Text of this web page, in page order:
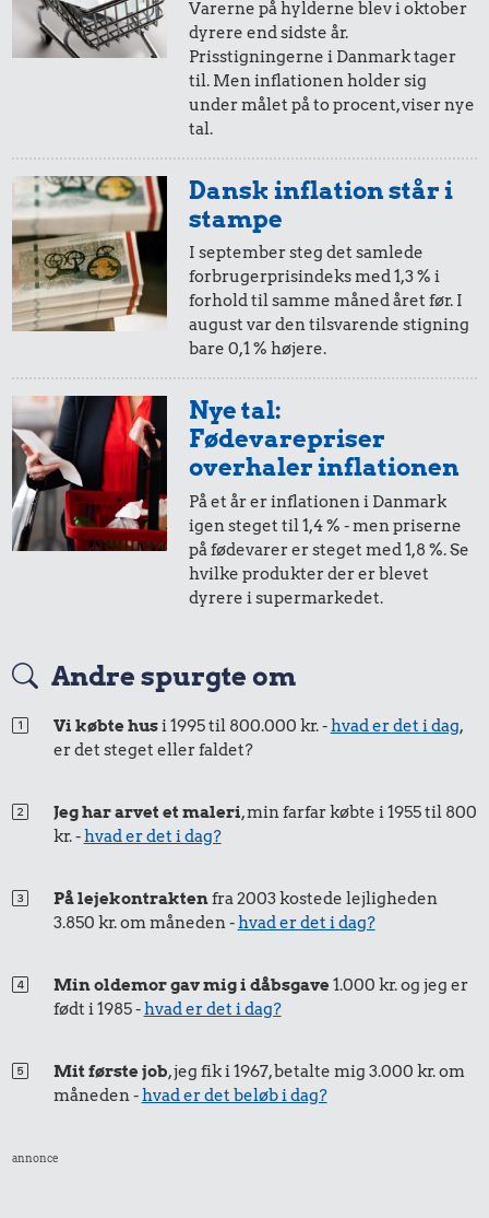
4,09 kr.
Kylling 1,96 kr.
Syltetøj
2,86 kr.
0,57 kr.
Banan
11 kr.
49 kr.
Sko
7,77 kr.
Strygejern 1,27 kr.
1 kg sukker
10 øre
i 1965
= 0,11,-
i 1966
0,05,-
Varerne på hylderne blev i oktober
dyrere end sidste år.
Prisstigningerne i Danmark tager
til. Men inflationen holder sig
under målet på to procent, viser nye
tal.
Dansk inflation står i
stampe
I september steg det samlede
forbrugerprisindeks med 1,3 % i
forhold til samme måned året før. I
august var den tilsvarende stigning
bare 0,1 % højere.
Nye tal:
Fødevarepriser
overhaler inflationen
På et år er inflationen i Danmark
igen steget til 1,4 % - men priserne
på fødevarer er steget med 1,8 %. Se
hvilke produkter der er blevet
dyrere i supermarkedet.
Andre spurgte om
Vi købte husi 1995 til 800.000 kr. -hvad er det i dag,
er det steget eller faldet?
Jeg har arvet et maleri, min farfar købte i 1955 til 800
kr. -hvad er det i dag?
På lejekontraktenfra 2003 kostede lejligheden
3.850 kr. om måneden -hvad er det i dag?
Min oldemor gav mig i dåbsgave1.000 kr. og jeg er
født i 1985 -hvad er det i dag?
Mit første job, jeg fik i 1967, betalte mig 3.000 kr. om
måneden -hvad er det beløb i dag?
annonce